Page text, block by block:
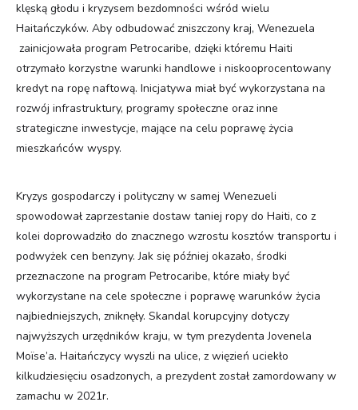
klęską głodu i kryzysem bezdomności wśród wielu
Haitańczyków. Aby odbudować zniszczony kraj, Wenezuela
zainicjowała program Petrocaribe, dzięki któremu Haiti
otrzymało korzystne warunki handlowe i niskooprocentowany
kredyt na ropę naftową. Inicjatywa miał być wykorzystana na
rozwój infrastruktury, programy społeczne oraz inne
strategiczne inwestycje, mające na celu poprawę życia
mieszkańców wyspy.
Kryzys gospodarczy i polityczny w samej Wenezueli
spowodował zaprzestanie dostaw taniej ropy do Haiti, co z
kolei doprowadziło do znacznego wzrostu kosztów transportu i
podwyżek cen benzyny. Jak się później okazało, środki
przeznaczone na program Petrocaribe, które miały być
wykorzystane na cele społeczne i poprawę warunków życia
najbiedniejszych, zniknęły. Skandal korupcyjny dotyczy
najwyższych urzędników kraju, w tym prezydenta Jovenela
Moïse’a. Haitańczycy wyszli na ulice, z więzień uciekło
kilkudziesięciu osadzonych, a prezydent został zamordowany w
zamachu w 2021r.